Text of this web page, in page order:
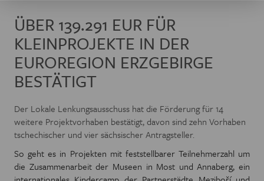
ÜBER 139.291 EUR FÜR
KLEINPROJEKTE IN DER
EUROREGION ERZGEBIRGE
BESTÄTIGT
Der Lokale Lenkungsausschuss hat die Förderung für 14
weitere Projektvorhaben bestätigt, davon sind zehn Vorhaben
tschechischer und vier sächsischer Antragsteller.
So geht es in Projekten mit feststellbarer Teilnehmerzahl um
die Zusammenarbeit der Museen in Most und Annaberg, ein